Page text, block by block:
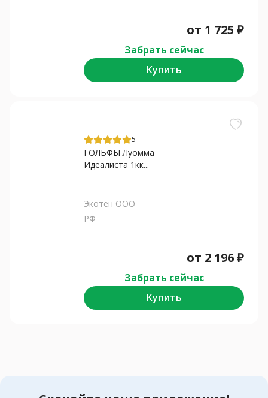
от 1 725 ₽
Забрать сейчас
Купить
5
ГОЛЬФЫ Луомма
Идеалиста 1кк...
Экотен ООО
РФ
от 2 196₽
Забрать сейчас
Купить